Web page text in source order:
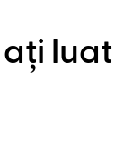
ați luat